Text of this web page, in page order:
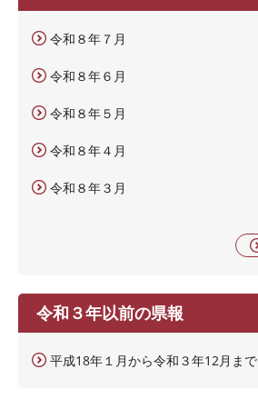
令和８年７月
令和８年６月
令和８年５月
令和８年４月
令和８年３月
令和３年以前の県報
平成18年１月から令和３年12月まで